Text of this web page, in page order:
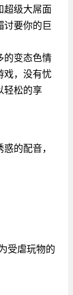
超级大屌面
讨要你的巨
的变态色情
戏，没有忧
轻松的享
的配音，
受虐玩物的